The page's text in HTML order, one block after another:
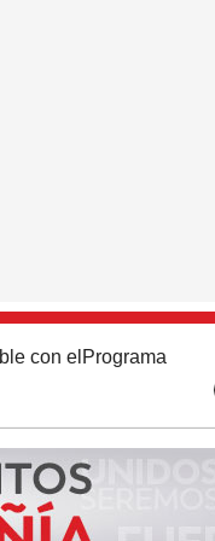
con el Programa